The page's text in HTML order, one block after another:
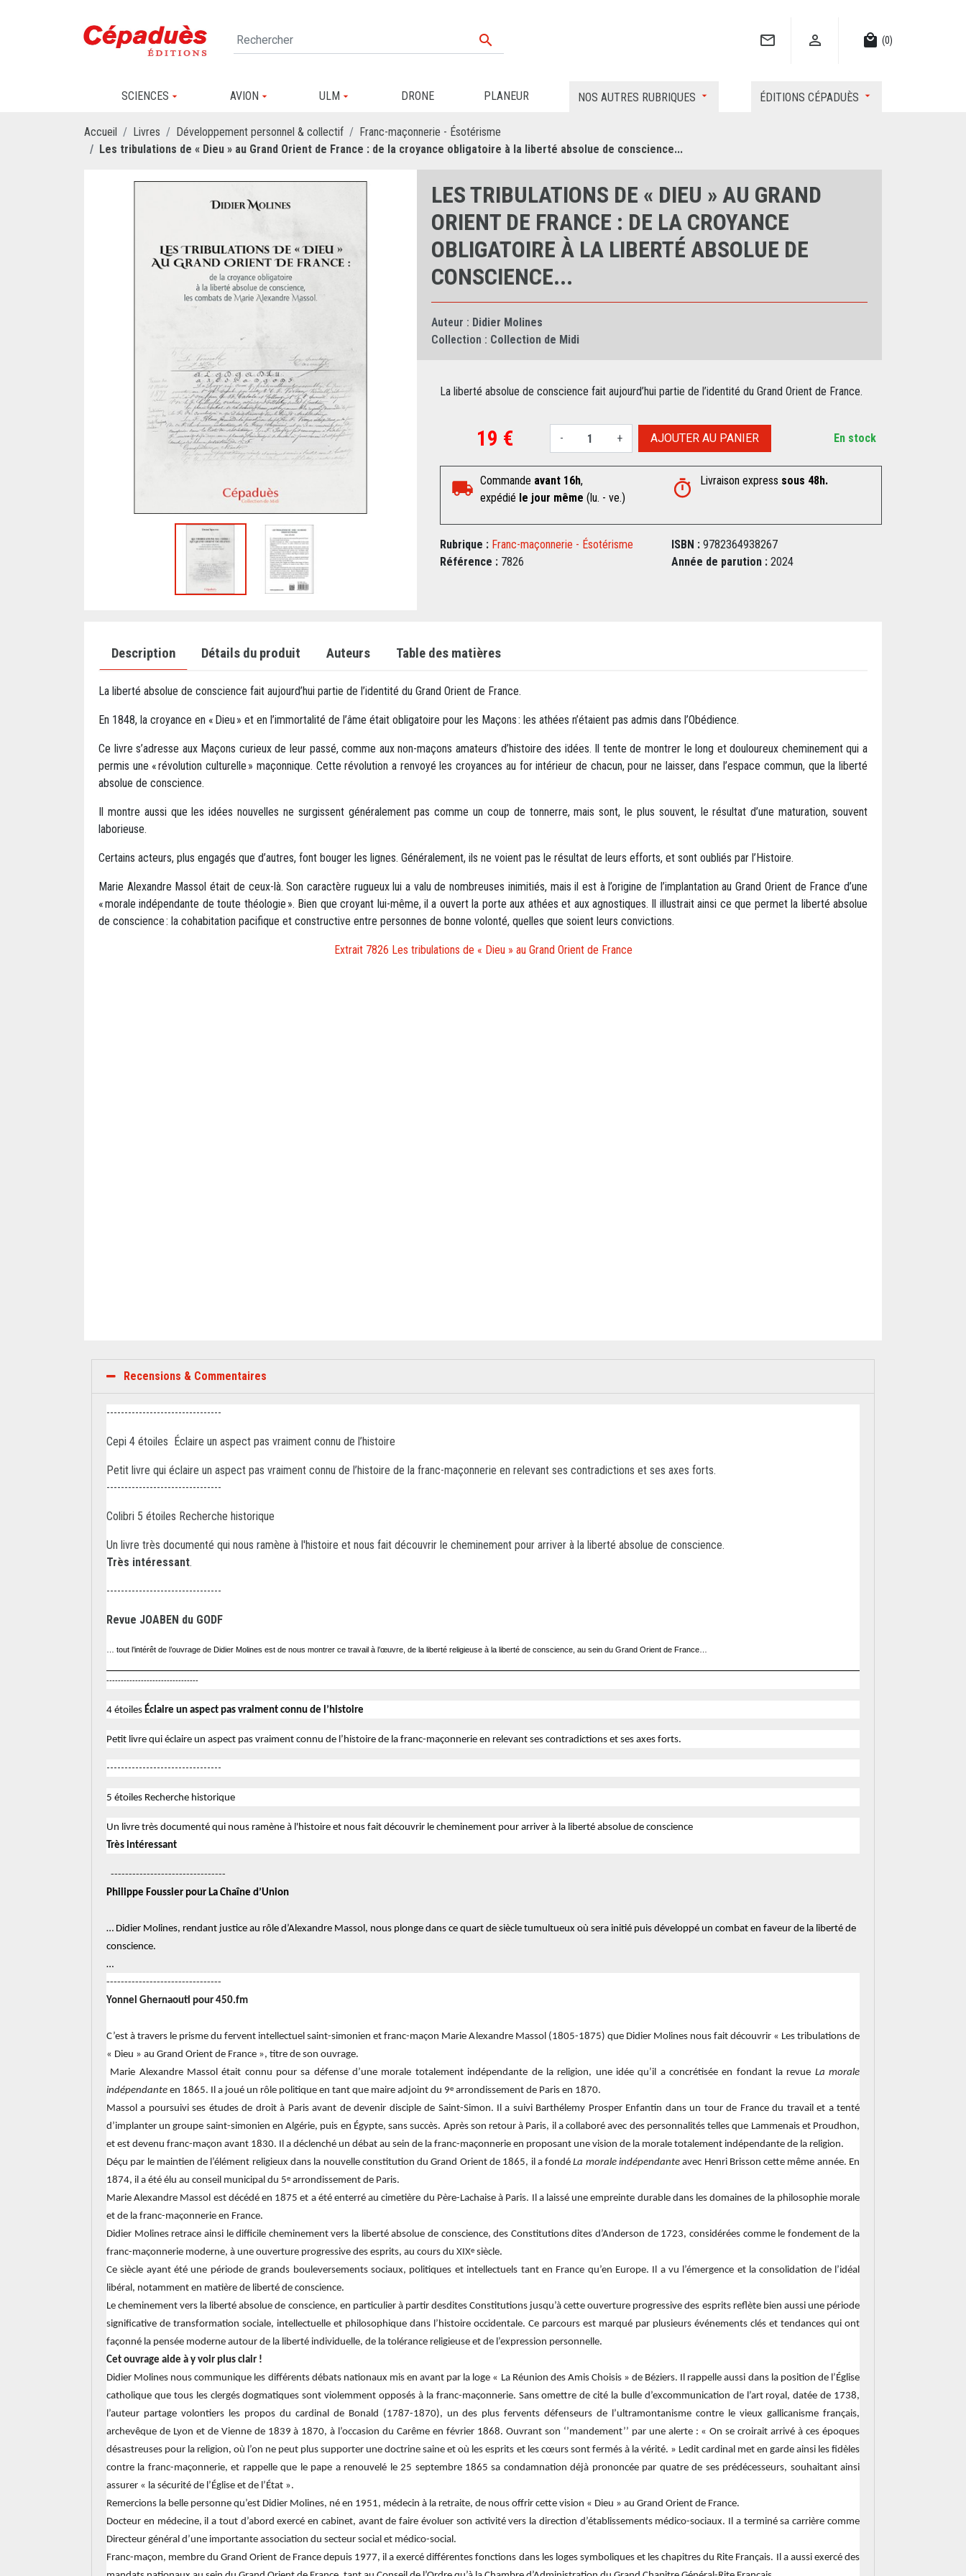
   local_mall (0)
SCIENCES AVION ULM DRONE PLANEUR NOS AUTRES RUBRIQUES ÉDITIONS CÉPADUÈS
Accueil Livres Développement personnel & collectif
Franc-maçonnerie - Ésotérisme
Les tribulations de « Dieu » au Grand Orient de France : de la croyance obligatoire à la liberté absolue de conscience...
LES TRIBULATIONS DE « DIEU » AU GRAND
ORIENT DE FRANCE : DE LA CROYANCE
OBLIGATOIRE À LA LIBERTÉ ABSOLUE DE
CONSCIENCE...
Auteur : Didier Molines
Collection : Collection de Midi
La liberté absolue de conscience fait aujourd’hui partie de l’identité du Grand Orient de France.
19 € - + AJOUTER AU PANIER En stock
Commande avant 16h,
expédié le jour même (lu. - ve.)
Livraison express sous 48h.
Rubrique : Franc-maçonnerie - Ésotérisme ISBN : 9782364938267
Référence :7826 Année de parution : 2024
Description Détails du produit Auteurs Table des matières
La liberté absolue de conscience fait aujourd’hui partie de l’identité du Grand Orient de France.
En 1848, la croyance en « Dieu » et en l’immortalité de l’âme était obligatoire pour les Maçons : les athées n’étaient pas admis dans l’Obédience.
Ce livre s’adresse aux Maçons curieux de leur passé, comme aux non-maçons amateurs d’histoire des idées. Il tente de montrer le long et douloureux cheminement qui a
permis une « révolution culturelle » maçonnique. Cette révolution a renvoyé les croyances au for intérieur de chacun, pour ne laisser, dans l’espace commun, que la liberté
absolue de conscience.
Il montre aussi que les idées nouvelles ne surgissent généralement pas comme un coup de tonnerre, mais sont, le plus souvent, le résultat d’une maturation, souvent
laborieuse.
Certains acteurs, plus engagés que d’autres, font bouger les lignes. Généralement, ils ne voient pas le résultat de leurs efforts, et sont oubliés par l’Histoire.
Marie Alexandre Massol était de ceux-là. Son caractère rugueux lui a valu de nombreuses inimitiés, mais il est à l’origine de l’implantation au Grand Orient de France d’une
« morale indépendante de toute théologie ». Bien que croyant lui-même, il a ouvert la porte aux athées et aux agnostiques. Il illustrait ainsi ce que permet la liberté absolue
de conscience : la cohabitation pacifique et constructive entre personnes de bonne volonté, quelles que soient leurs convictions.
Extrait 7826 Les tribulations de « Dieu » au Grand Orient de France
Recensions & Commentaires
--------------------------------
Cepi 4 étoiles Éclaire un aspect pas vraiment connu de l’histoire
Petit livre qui éclaire un aspect pas vraiment connu de l’histoire de la franc-maçonnerie en relevant ses contradictions et ses axes forts.
--------------------------------
Colibri 5 étoiles Recherche historique
Un livre très documenté qui nous ramène à l'histoire et nous fait découvrir le cheminement pour arriver à la liberté absolue de conscience.
Très intéressant.
--------------------------------
Revue JOABEN du GODF
… tout l’intérêt de l’ouvrage de Didier Molines est de nous montrer ce travail à l’œuvre, de la liberté religieuse à la liberté de conscience, au sein du Grand Orient de France…
--------------------------------
4 étoiles Éclaire un aspect pas vraiment connu de l’histoire
Petit livre qui éclaire un aspect pas vraiment connu de l’histoire de la franc-maçonnerie en relevant ses contradictions et ses axes forts.
--------------------------------
5 étoiles Recherche historique
Un livre très documenté qui nous ramène à l'histoire et nous fait découvrir le cheminement pour arriver à la liberté absolue de conscience
Très intéressant
--------------------------------
Philippe Foussier pour La Chaîne d’Union
… Didier Molines, rendant justice au rôle d’Alexandre Massol, nous plonge dans ce quart de siècle tumultueux où sera initié puis développé un combat en faveur de la liberté de
conscience.
…
--------------------------------
Yonnel Ghernaouti pour 450.fm
C’est à travers le prisme du fervent intellectuel saint-simonien et franc-maçon Marie Alexandre Massol (1805-1875) que Didier Molines nous fait découvrir « Les tribulations de
« Dieu » au Grand Orient de France », titre de son ouvrage.
Marie Alexandre Massol était connu pour sa défense d’une morale totalement indépendante de la religion, une idée qu’il a concrétisée en fondant la revue La morale
indépendante en 1865. Il a joué un rôle politique en tant que maire adjoint du 9e arrondissement de Paris en 1870.
Massol a poursuivi ses études de droit à Paris avant de devenir disciple de Saint-Simon. Il a suivi Barthélemy Prosper Enfantin dans un tour de France du travail et a tenté
d’implanter un groupe saint-simonien en Algérie, puis en Égypte, sans succès. Après son retour à Paris, il a collaboré avec des personnalités telles que Lammenais et Proudhon,
et est devenu franc-maçon avant 1830. Il a déclenché un débat au sein de la franc-maçonnerie en proposant une vision de la morale totalement indépendante de la religion.
Déçu par le maintien de l’élément religieux dans la nouvelle constitution du Grand Orient de 1865, il a fondéLa morale indépendante avec Henri Brisson cette même année. En
1874, il a été élu au conseil municipal du 5e arrondissement de Paris.
Marie Alexandre Massol est décédé en 1875 et a été enterré au cimetière du Père-Lachaise à Paris. Il a laissé une empreinte durable dans les domaines de la philosophie morale
et de la franc-maçonnerie en France.
Didier Molines retrace ainsi le difficile cheminement vers la liberté absolue de conscience, des Constitutions dites d’Anderson de 1723, considérées comme le fondement de la
franc-maçonnerie moderne, à une ouverture progressive des esprits, au cours du XIXe siècle.
Ce siècle ayant été une période de grands bouleversements sociaux, politiques et intellectuels tant en France qu’en Europe. Il a vu l’émergence et la consolidation de l’idéal
libéral, notamment en matière de liberté de conscience.
Le cheminement vers la liberté absolue de conscience, en particulier à partir desdites Constitutions jusqu’à cette ouverture progressive des esprits reflète bien aussi une période
significative de transformation sociale, intellectuelle et philosophique dans l’histoire occidentale. Ce parcours est marqué par plusieurs événements clés et tendances qui ont
façonné la pensée moderne autour de la liberté individuelle, de la tolérance religieuse et de l’expression personnelle.
Cet ouvrage aide à y voir plus clair !
Didier Molines nous communique les différents débats nationaux mis en avant par la loge « La Réunion des Amis Choisis » de Béziers. Il rappelle aussi dans la position de l’Église
catholique que tous les clergés dogmatiques sont violemment opposés à la franc-maçonnerie. Sans omettre de cité la bulle d’excommunication de l’art royal, datée de 1738,
l’auteur partage volontiers les propos du cardinal de Bonald (1787-1870), un des plus fervents défenseurs de l’ultramontanisme contre le vieux gallicanisme français,
archevêque de Lyon et de Vienne de 1839 à 1870, à l’occasion du Carême en février 1868. Ouvrant son ‘’mandement’’ par une alerte : « On se croirait arrivé à ces époques
désastreuses pour la religion, où l’on ne peut plus supporter une doctrine saine et où les esprits et les cœurs sont fermés à la vérité. » Ledit cardinal met en garde ainsi les fidèles
contre la franc-maçonnerie, et rappelle que le pape a renouvelé le 25 septembre 1865 sa condamnation déjà prononcée par quatre de ses prédécesseurs, souhaitant ainsi
assurer « la sécurité de l’Église et de l’État ».
Remercions la belle personne qu’est Didier Molines, né en 1951, médecin à la retraite, de nous offrir cette vision « Dieu » au Grand Orient de France.
Docteur en médecine, il a tout d’abord exercé en cabinet, avant de faire évoluer son activité vers la direction d’établissements médico-sociaux. Il a terminé sa carrière comme
Directeur général d’une importante association du secteur social et médico-social.
Franc-maçon, membre du Grand Orient de France depuis 1977, il a exercé différentes fonctions dans les loges symboliques et les chapitres du Rite Français. Il a aussi exercé des